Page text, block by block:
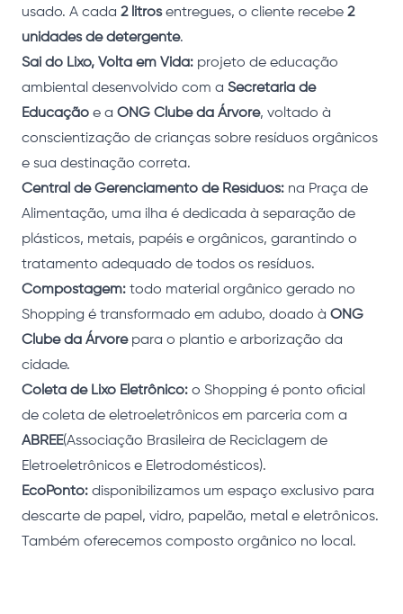
usado. A cada 2 litrosentregues, o cliente recebe 2
unidades de detergente.
Sai do Lixo, Volta em Vida: projeto de educação
ambiental desenvolvido com a Secretaria de
Educação e a ONG Clube da Árvore, voltado à
conscientização de crianças sobre resíduos orgânicos
e sua destinação correta.
Central de Gerenciamento de Resíduos: na Praça de
Alimentação, uma ilha é dedicada à separação de
plásticos, metais, papéis e orgânicos, garantindo o
tratamento adequado de todos os resíduos.
Compostagem: todo material orgânico gerado no
Shopping é transformado em adubo, doado à ONG
Clube da Árvorepara o plantio e arborização da
cidade.
Coleta de Lixo Eletrônico: o Shopping é ponto oficial
de coleta de eletroeletrônicos em parceria com a
ABREE(Associação Brasileira de Reciclagem de
Eletroeletrônicos e Eletrodomésticos).
EcoPonto: disponibilizamos um espaço exclusivo para
descarte de papel, vidro, papelão, metal e eletrônicos.
Também oferecemos composto orgânico no local.